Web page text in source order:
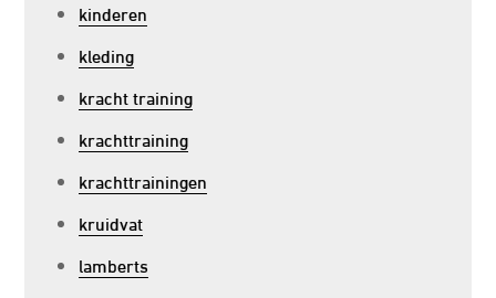
kinderen
kleding
kracht training
krachttraining
krachttrainingen
kruidvat
lamberts